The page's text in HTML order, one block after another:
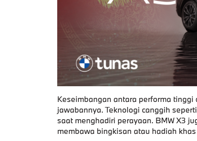
Keseimbangan antara performa
jawabannya. Teknologi canggih
saat menghadiri perayaan. BMW X3
membawa bingkisan atau hadiah